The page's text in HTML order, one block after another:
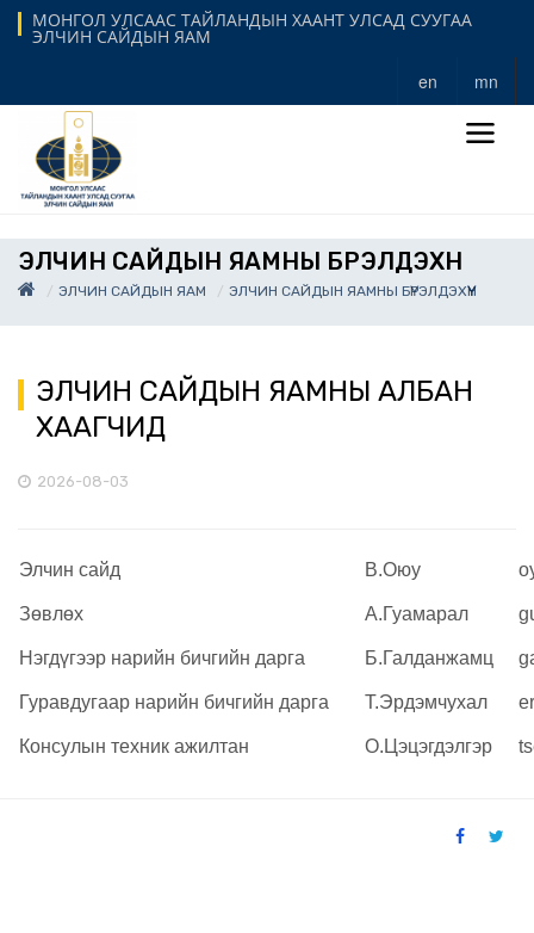
МОНГОЛ УЛСААС ТАЙЛАНДЫН ХААНТ УЛСАД СУУГАА
ЭЛЧИН САЙДЫН ЯАМ
en mn
ЭЛЧИН САЙДЫН ЯАМНЫ БҮРЭЛДЭХҮҮН
ЭЛЧИН САЙДЫН ЯАМ ЭЛЧИН САЙДЫН ЯАМНЫ БҮРЭЛДЭХҮҮН
ЭЛЧИН САЙДЫН ЯАМНЫ АЛБАН
ХААГЧИД
2026-08-03
Элчин сайд В.Оюу
Зөвлөх А.Гуамарал
Нэгдүгээр нарийн бичгийн дарга Б.Галданжамц
Гуравдугаар нарийн бичгийн дарга Т.Эрдэмчухал
Консулын техник ажилтан О.Цэцэгдэлгэр